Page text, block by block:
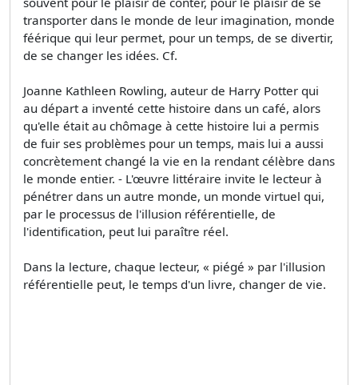
transporter dans le monde de leur imagination, monde
féérique qui leur permet, pour un temps, de se divertir,
de se changer les idées. Cf.
Joanne Kathleen Rowling, auteur de Harry Potter qui
au départ a inventé cette histoire dans un café, alors
qu'elle était au chômage à cette histoire lui a permis
de fuir ses problèmes pour un temps, mais lui a aussi
concrètement changé la vie en la rendant célèbre dans
le monde entier. - L'œuvre littéraire invite le lecteur à
pénétrer dans un autre monde, un monde virtuel qui,
par le processus de l'illusion référentielle, de
l'identification, peut lui paraître réel.
Dans la lecture, chaque lecteur, « piégé » par l'illusion
référentielle peut, le temps d'un livre, changer de vie.